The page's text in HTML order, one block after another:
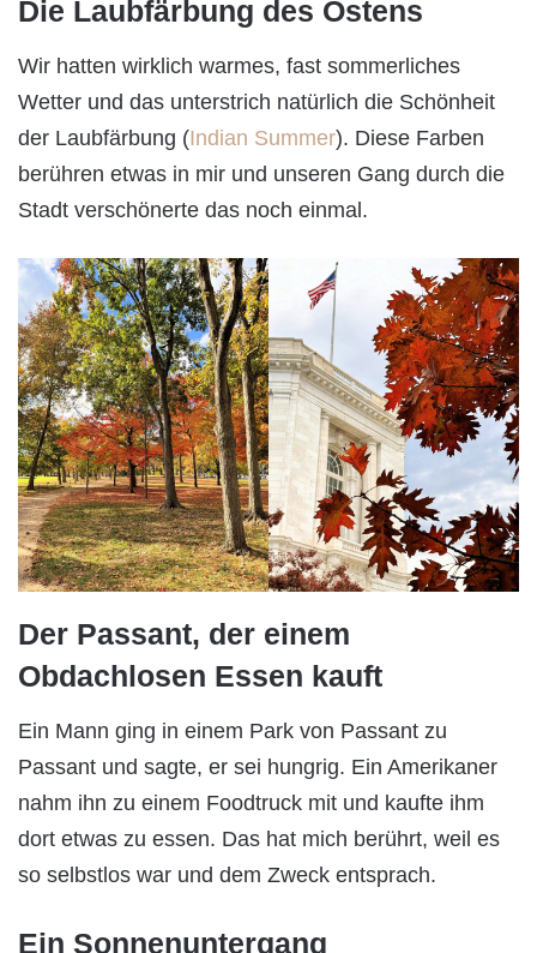
Die Laubfärbung des Ostens
Wir hatten wirklich warmes, fast sommerliches
Wetter und das unterstrich natürlich die Schönheit
der Laubfärbung (Indian Summer). Diese Farben
berühren etwas in mir und unseren Gang durch die
Stadt verschönerte das noch einmal.
Der Passant, der einem
Obdachlosen Essen kauft
Ein Mann ging in einem Park von Passant zu
Passant und sagte, er sei hungrig. Ein Amerikaner
nahm ihn zu einem Foodtruck mit und kaufte ihm
dort etwas zu essen. Das hat mich berührt, weil es
so selbstlos war und dem Zweck entsprach.
Ein Sonnenuntergang